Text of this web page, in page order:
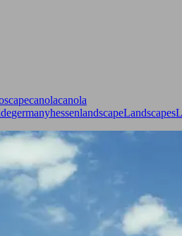
canolacanola
germanyhessenlandscapeLandscapes